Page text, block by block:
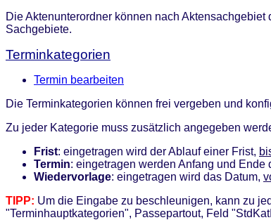
Die Aktenunterordner können nach
Sachgebiete.
Terminkategorien
Termin bearbeiten
Die Terminkategorien können frei vergeben und
Zu jeder Kategorie muss zusätzlich angegeben
Frist: eingetragen wird der Ablauf einer Frist,
Termin: eingetragen werden Anfang und Ende
Wiedervorlage: eingetragen wird das Datum,
TIPP: Um die Eingabe zu beschleunigen, kann zu
"Terminhauptkategorien", Passepartout, Feld